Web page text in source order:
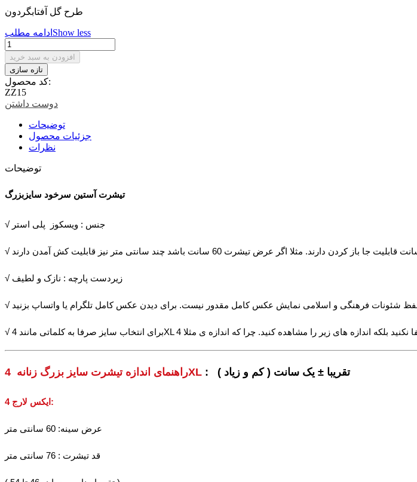
طرح گل آفتابگردون
ادامه مطلب Show less
افزودن به سبد خرید
کد محصول:
ZZ15
دوست داشتن
توضیحات
جزئیات محصول
نظرات
توضیحات
تیشرت آستین سرخود سایزبزرگ
√ زیردست پارچه : نازک و لطیف
راهنمای اندازه تیشرت سایز بزرگ زنانه 4XL : تقریبا ± یک سانت ( کم و زیاد )
4 ایکس لارج :
عرض سینه: 60 سانتی متر
قد تیشرت : 76 سانتی متر